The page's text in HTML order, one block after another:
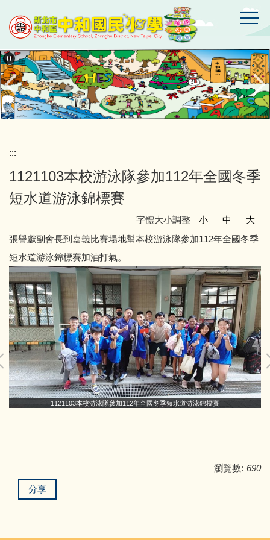
到
主
要
內
容
區
新
北
市
中
和
區
國
小
:::
1121103本校游泳隊參加112年全國冬季
短水道游泳錦標賽
字體大小調整 小 中
大
張譽獻副會長到嘉義比賽場地幫本校游泳隊參加112年全國冬季
短水道游泳錦標賽加油打氣。
1121103本校游泳隊參加112年全國冬季短水道游泳錦標賽
瀏覽數: 690
分享